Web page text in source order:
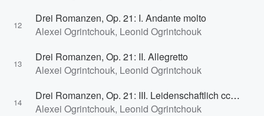
12
Drei Romanzen, Op. 21: I. Andante molto
Alexei Ogrintchouk, Leonid Ogrintchouk
13
Drei Romanzen, Op. 21: II. Allegretto
Alexei Ogrintchouk, Leonid Ogrintchouk
14
Drei Romanzen, Op. 21: III. Leidenschaftlich cchnell
Alexei Ogrintchouk, Leonid Ogrintchouk